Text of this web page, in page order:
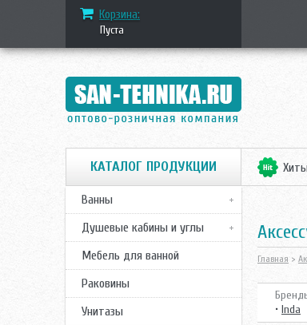
Корзина:
Пуста
КАТАЛОГ ПРОДУКЦИИ
Ванны
Душевые кабины и углы
Мебель для ванной
Раковины
Унитазы
Главная >
• Inda